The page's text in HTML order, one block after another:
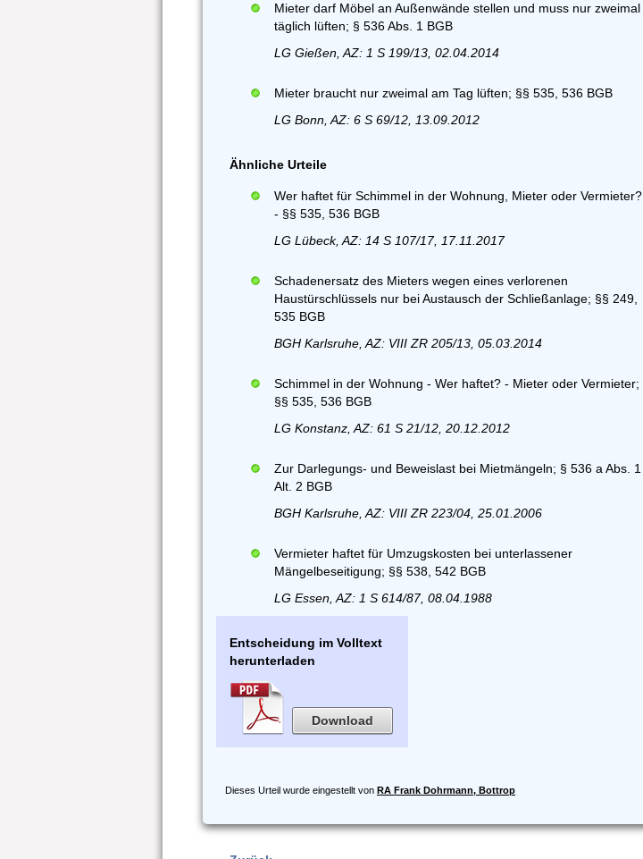
Mieter darf Möbel an Außenwände stellen und muss nur zweimal
täglich lüften; § 536 Abs. 1 BGB
LG Gießen, AZ: 1 S 199/13, 02.04.2014
Mieter braucht nur zweimal am Tag lüften; §§ 535, 536 BGB
LG Bonn, AZ: 6 S 69/12, 13.09.2012
Ähnliche Urteile
Wer haftet für Schimmel in der Wohnung, Mieter oder Vermieter?
- §§ 535, 536 BGB
LG Lübeck, AZ: 14 S 107/17, 17.11.2017
Schadenersatz des Mieters wegen eines verlorenen
Haustürschlüssels nur bei Austausch der Schließanlage; §§ 249,
535 BGB
BGH Karlsruhe, AZ: VIII ZR 205/13, 05.03.2014
Schimmel in der Wohnung - Wer haftet? - Mieter oder Vermieter;
§§ 535, 536 BGB
LG Konstanz, AZ: 61 S 21/12, 20.12.2012
Zur Darlegungs- und Beweislast bei Mietmängeln; § 536 a Abs. 1
Alt. 2 BGB
BGH Karlsruhe, AZ: VIII ZR 223/04, 25.01.2006
Vermieter haftet für Umzugskosten bei unterlassener
Mängelbeseitigung; §§ 538, 542 BGB
LG Essen, AZ: 1 S 614/87, 08.04.1988
Entscheidung im Volltext
herunterladen
Download
Dieses Urteil wurde eingestellt von RA Frank Dohrmann, Bottrop